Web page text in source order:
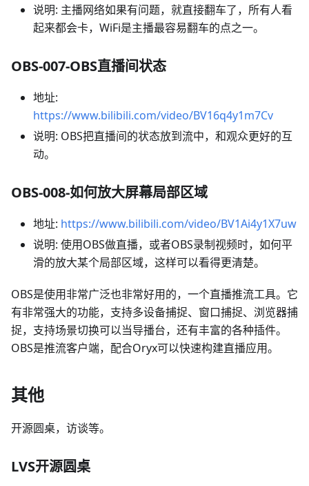
说明: 主播网络如果有问题，就直接翻车了，所有人看
起来都会卡，WiFi是主播最容易翻车的点之一。
OBS-007-OBS直播间状态
地址:
https://www.bilibili.com/video/BV16q4y1m7Cv
说明: OBS把直播间的状态放到流中，和观众更好的互
动。
OBS-008-如何放大屏幕局部区域
地址: https://www.bilibili.com/video/BV1Ai4y1X7uw
说明: 使用OBS做直播，或者OBS录制视频时，如何平
滑的放大某个局部区域，这样可以看得更清楚。
OBS是使用非常广泛也非常好用的，一个直播推流工具。它
有非常强大的功能，支持多设备捕捉、窗口捕捉、浏览器捕
捉，支持场景切换可以当导播台，还有丰富的各种插件。
OBS是推流客户端，配合Oryx可以快速构建直播应用。
其他
开源圆桌，访谈等。
LVS开源圆桌